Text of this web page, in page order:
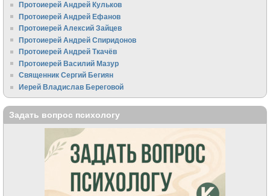
Протоиерей Андрей Кульков
Протоиерей Андрей Ефанов
Протоиерей Алексий Зайцев
Протоиерей Андрей Спиридонов
Протоиерей Андрей Ткачёв
Протоиерей Василий Мазур
Священник Сергий Бегиян
Иерей Владислав Береговой
Задать вопрос психологу